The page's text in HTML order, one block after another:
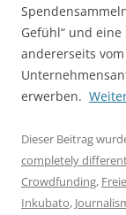
Gefühl“ und
andererseits
erwerben.
Dieser Beitrag
completely
Crowdfunding,
Inkubato,